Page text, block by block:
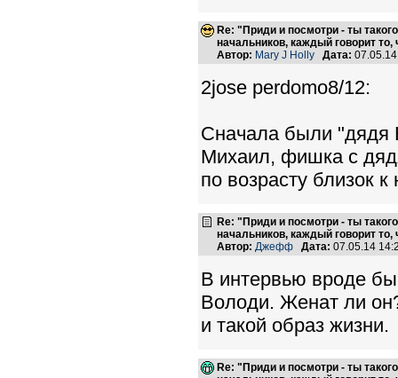
Re: "Приди и посмотри - ты
начальников, каждый говорит то,
Автор: Mary J Holly Дата:
2jose perdomo8/12:
Сначала были "дядя
Михаил, фишка с
по возрасту близок
Re: "Приди и посмотри - ты
начальников, каждый говорит то,
Автор: Джефф Дата: 07.05.14
В интервью вроде бы
Володи. Женат ли
и такой образ жизни.
Re: "Приди и посмотри - ты